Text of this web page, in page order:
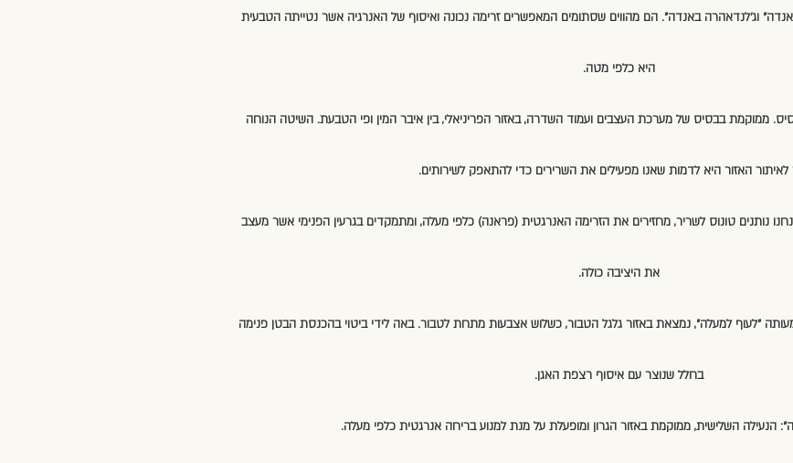
וג'לנדאהרה באנדה". הם מהווים שסתומים המאפשרים זרימה נכונה ואיסוף של האנרגיה אשר נטייתה הטבעית
היא כלפי מטה.
ממוקמת בבסיס של מערכת העצבים ועמוד השדרה, באזור הפריניאלי, בין איבר המין ופי הטבעת. השיטה הנוחה
לאיתור האזור היא לדמות שאנו מפעילים את השרירים כדי להתאפק לשירותים.
נותנים טונוס לשריר, מחזירים את הזרימה האנרגטית (פראנה) כלפי מעלה, ומתמקדים בגרעין הפנימי אשר מעצב
את היציבה כולה.
"לעוף למעלה", נמצאת באזור גלגל הטבור, כשלוש אצבעות מתחת לטבור. באה לידי ביטוי בהכנסת הבטן פנימה
בחלל שנוצר עם איסוף רצפת האגן.
הנעילה השלישית, ממוקמת באזור הגרון ומופעלת על מנת למנוע בריחה אנרגטית כלפי מעלה.